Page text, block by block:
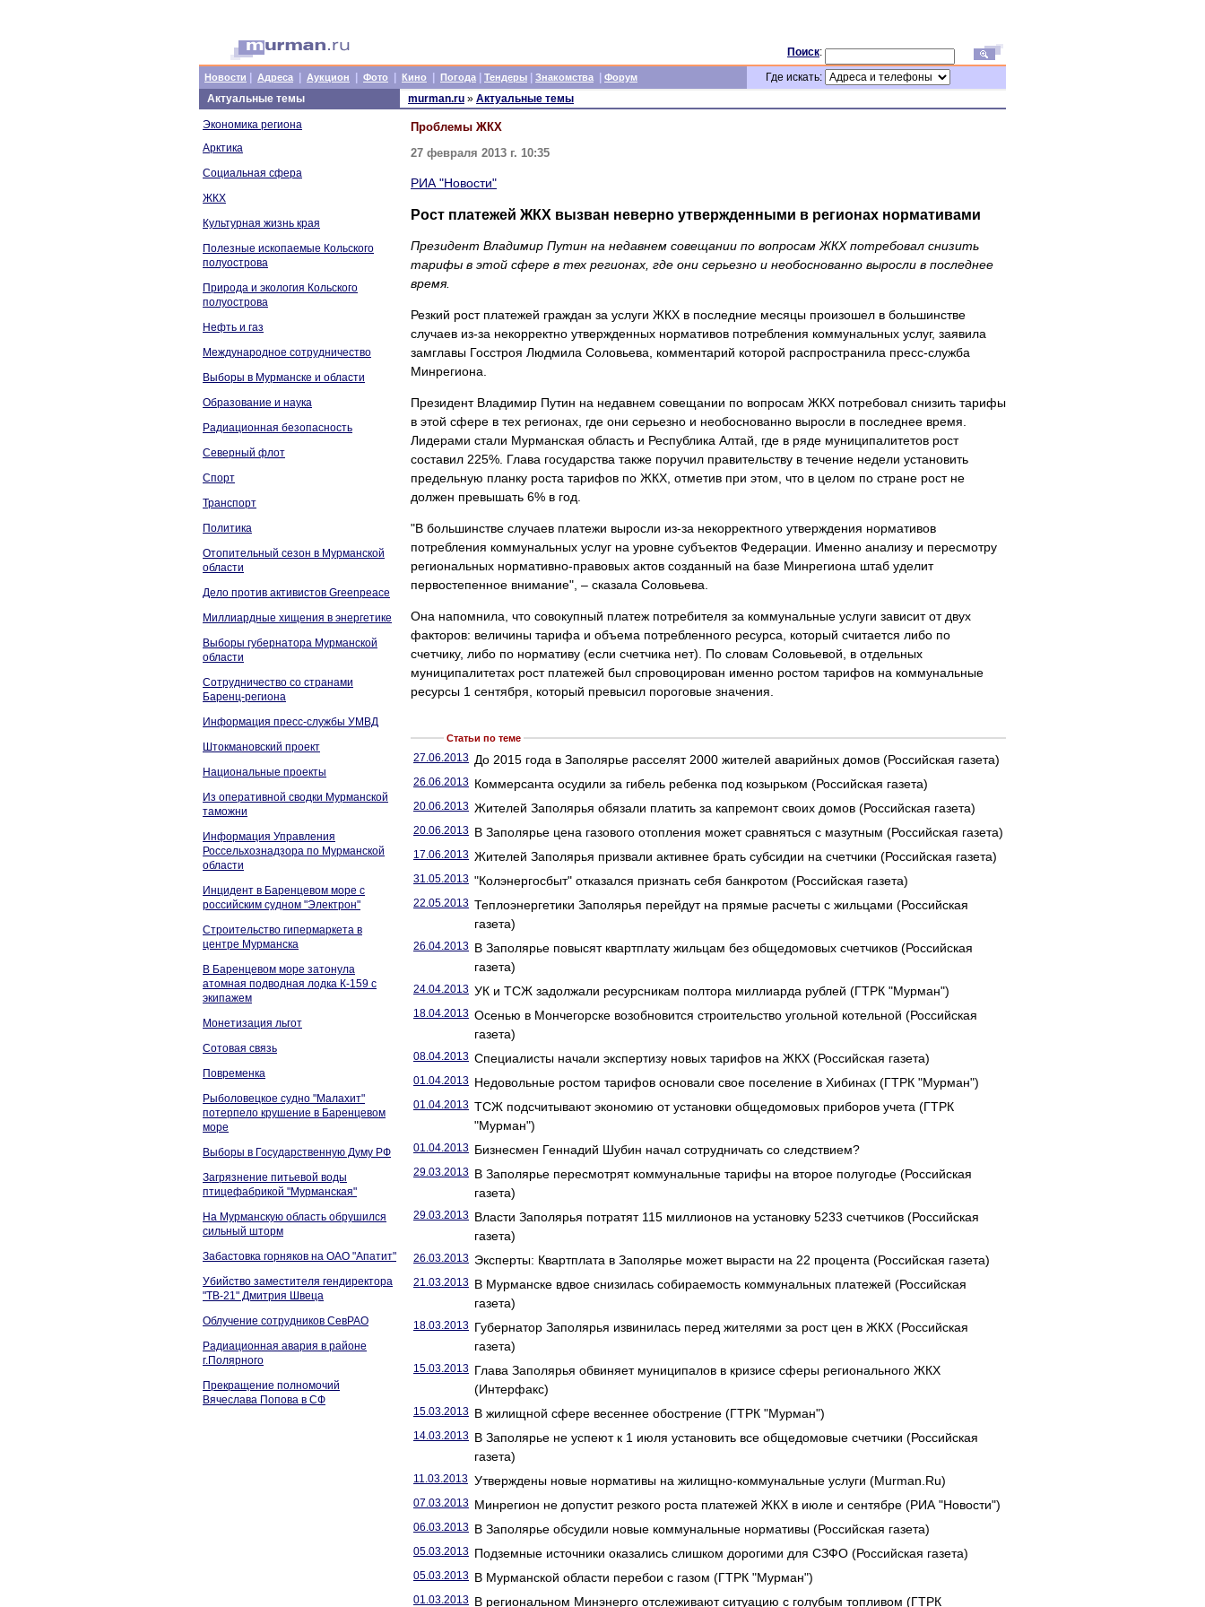
Поиск:
Новости Адреса Аукцион Фото Кино Погода Тендеры Знакомства Форум
Где искать:
Актуальные темы
Экономика региона
Арктика
Социальная сфера
ЖКХ
Культурная жизнь края
Полезные ископаемые Кольского
полуострова
Природа и экология Кольского
полуострова
Нефть и газ
Международное сотрудничество
Выборы в Мурманске и области
Образование и наука
Радиационная безопасность
Северный флот
Спорт
Транспорт
Политика
Отопительный сезон в Мурманской
области
Дело против активистов Greenpeace
Миллиардные хищения в энергетике
Выборы губернатора Мурманской
области
Сотрудничество со странами
Баренц-региона
Информация пресс-службы УМВД
Штокмановский проект
Национальные проекты
Из оперативной сводки Мурманской
таможни
Информация Управления
Россельхознадзора по Мурманской
области
Инцидент в Баренцевом море с
российским судном "Электрон"
Строительство гипермаркета в
центре Мурманска
В Баренцевом море затонула
атомная подводная лодка К-159 с
экипажем
Монетизация льгот
Сотовая связь
Повременка
Рыболовецкое судно "Малахит"
потерпело крушение в Баренцевом
море
Выборы в Государственную Думу РФ
Загрязнение питьевой воды
птицефабрикой "Мурманская"
На Мурманскую область обрушился
сильный шторм
Забастовка горняков на ОАО "Апатит"
Убийство заместителя гендиректора
"ТВ-21" Дмитрия Швеца
Облучение сотрудников СевРАО
Радиационная авария в районе
г.Полярного
Прекращение полномочий
Вячеслава Попова в СФ
murman.ru » Актуальные темы
Проблемы ЖКХ
27 февраля 2013 г. 10:35
РИА "Новости"
Рост платежей ЖКХ вызван неверно утвержденными в регионах нормативами
Президент Владимир Путин на недавнем совещании по вопросам ЖКХ потребовал снизить
тарифы в этой сфере в тех регионах, где они серьезно и необоснованно выросли в последнее
время.
Резкий рост платежей граждан за услуги ЖКХ в последние месяцы произошел в большинстве
случаев из-за некорректно утвержденных нормативов потребления коммунальных услуг, заявила
замглавы Госстроя Людмила Соловьева, комментарий которой распространила пресс-служба
Минрегиона.
Президент Владимир Путин на недавнем совещании по вопросам ЖКХ потребовал снизить тарифы
в этой сфере в тех регионах, где они серьезно и необоснованно выросли в последнее время.
Лидерами стали Мурманская область и Республика Алтай, где в ряде муниципалитетов рост
составил 225%. Глава государства также поручил правительству в течение недели установить
предельную планку роста тарифов по ЖКХ, отметив при этом, что в целом по стране рост не
должен превышать 6% в год.
"В большинстве случаев платежи выросли из-за некорректного утверждения нормативов
потребления коммунальных услуг на уровне субъектов Федерации. Именно анализу и пересмотру
региональных нормативно-правовых актов созданный на базе Минрегиона штаб уделит
первостепенное внимание", – сказала Соловьева.
Она напомнила, что совокупный платеж потребителя за коммунальные услуги зависит от двух
факторов: величины тарифа и объема потребленного ресурса, который считается либо по
счетчику, либо по нормативу (если счетчика нет). По словам Соловьевой, в отдельных
муниципалитетах рост платежей был спровоцирован именно ростом тарифов на коммунальные
ресурсы 1 сентября, который превысил пороговые значения.
Статьи по теме
27.06.2013 До 2015 года в Заполярье расселят 2000 жителей аварийных домов (Российская газета)
26.06.2013 Коммерсанта осудили за гибель ребенка под козырьком (Российская газета)
20.06.2013 Жителей Заполярья обязали платить за капремонт своих домов (Российская газета)
20.06.2013 В Заполярье цена газового отопления может сравняться с мазутным (Российская газета)
17.06.2013 Жителей Заполярья призвали активнее брать субсидии на счетчики (Российская газета)
31.05.2013 "Колэнергосбыт" отказался признать себя банкротом (Российская газета)
22.05.2013 Теплоэнергетики Заполярья перейдут на прямые расчеты с жильцами (Российская
газета)
26.04.2013 В Заполярье повысят квартплату жильцам без общедомовых счетчиков (Российская
газета)
24.04.2013 УК и ТСЖ задолжали ресурсникам полтора миллиарда рублей (ГТРК "Мурман")
18.04.2013 Осенью в Мончегорске возобновится строительство угольной котельной (Российская
газета)
08.04.2013 Специалисты начали экспертизу новых тарифов на ЖКХ (Российская газета)
01.04.2013 Недовольные ростом тарифов основали свое поселение в Хибинах (ГТРК "Мурман")
01.04.2013 ТСЖ подсчитывают экономию от установки общедомовых приборов учета (ГТРК
"Мурман")
01.04.2013 Бизнесмен Геннадий Шубин начал сотрудничать со следствием?
29.03.2013 В Заполярье пересмотрят коммунальные тарифы на второе полугодье (Российская
газета)
29.03.2013 Власти Заполярья потратят 115 миллионов на установку 5233 счетчиков (Российская
газета)
26.03.2013 Эксперты: Квартплата в Заполярье может вырасти на 22 процента (Российская газета)
21.03.2013 В Мурманске вдвое снизилась собираемость коммунальных платежей (Российская
газета)
18.03.2013 Губернатор Заполярья извинилась перед жителями за рост цен в ЖКХ (Российская
газета)
15.03.2013 Глава Заполярья обвиняет муниципалов в кризисе сферы регионального ЖКХ
(Интерфакс)
15.03.2013 В жилищной сфере весеннее обострение (ГТРК "Мурман")
14.03.2013 В Заполярье не успеют к 1 июля установить все общедомовые счетчики (Российская
газета)
11.03.2013 Утверждены новые нормативы на жилищно-коммунальные услуги (Murman.Ru)
07.03.2013 Минрегион не допустит резкого роста платежей ЖКХ в июле и сентябре (РИА "Новости")
06.03.2013 В Заполярье обсудили новые коммунальные нормативы (Российская газета)
05.03.2013 Подземные источники оказались слишком дорогими для СЗФО (Российская газета)
05.03.2013 В Мурманской области перебои с газом (ГТРК "Мурман")
01.03.2013 В региональном Минэнерго отслеживают ситуацию с голубым топливом (ГТРК